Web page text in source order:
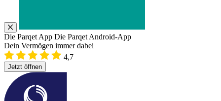
Die Parqet App Die Parqet Android-App
Dein Vermögen immer dabei
4,7
Jetzt öffnen